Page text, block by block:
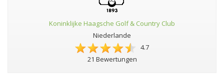
Koninklijke Haagsche Golf & Country Club
Niederlande
4.7
21 Bewertungen